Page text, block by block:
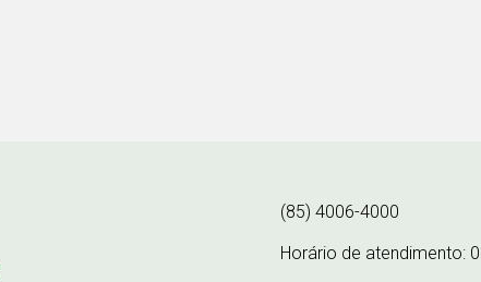
(85) 4006-4000
Horário de atendimento: